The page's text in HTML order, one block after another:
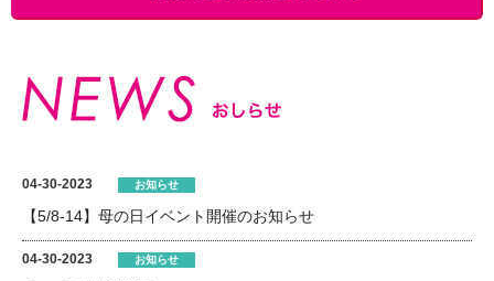
04-30-2023 お知らせ
【5/8-14】母の日イベント開催のお知らせ
04-30-2023 お知らせ